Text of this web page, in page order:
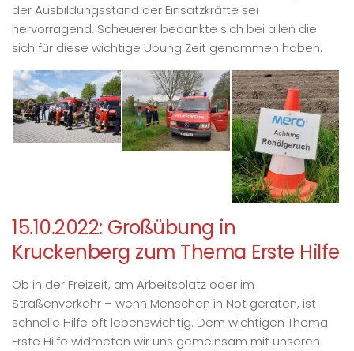
der Ausbildungsstand der Einsatzkräfte sei
hervorragend. Scheuerer bedankte sich bei allen die
sich für diese wichtige Übung Zeit genommen haben.
15.10.2022: Großübung in
Kruckenberg zum Thema Erste Hilfe
Ob in der Freizeit, am Arbeitsplatz oder im
Straßenverkehr – wenn Menschen in Not geraten, ist
schnelle Hilfe oft lebenswichtig. Dem wichtigen Thema
Erste Hilfe widmeten wir uns gemeinsam mit unseren